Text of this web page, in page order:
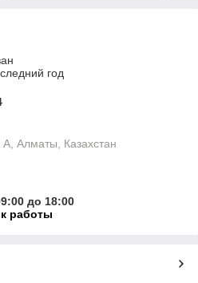
год
Алматы, Казахстан
до 18:00
работы